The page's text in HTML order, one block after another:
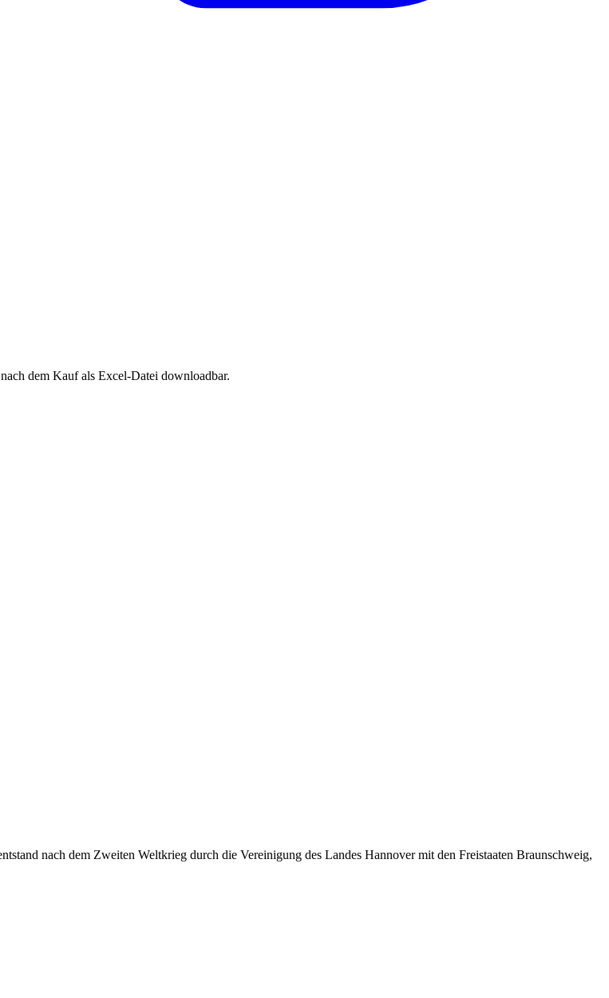
dem Kauf als Excel-Datei downloadbar.
nach dem Zweiten Weltkrieg durch die Vereinigung des Landes Hannover mit den Freistaaten Braunschweig,